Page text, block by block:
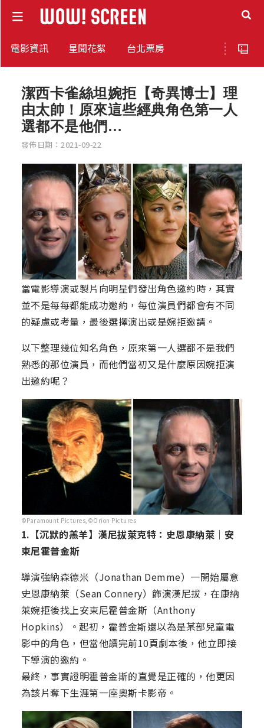
電影資訊 星聞花絮 台北票房
潔西卡雀絲坦婉拒【奇異博士】理
由太帥！原來這些經典角色第一人
選都不是他們…
發佈日期：2021-09-22
當電影導演或製片向明星們發出角色邀約時，其實
並不是每每都能成功邀約，每位演員們都會有不同
的疑慮或考量，最後選擇演出或是婉拒邀請。
以下整理幾位知名角色，原來第一人選都不是我們
熟悉的那位演員，而他們當初又是什麼原因婉拒演
出邀約呢？
©Paramount Pictures,©Orion Pictures
1.【沉默的羔羊】漢尼拔萊克特：史恩康納萊｜安
東尼霍普金斯
導演強納森德米（Jonathan Demme）一開始屬意
史恩康納萊（Sean Connery）飾演漢尼拔，在康納
萊婉拒後找上安東尼霍普金斯（Anthony
Hopkins）。起初，霍普金斯還以為是某部兒童電
影中的角色，但當他讀完前10頁劇本後，他立即接
下導演的邀約。
最終，事實證明霍普金斯的直覺是正確的，他更因
為該片奪下生涯第一座奧斯卡影帝。